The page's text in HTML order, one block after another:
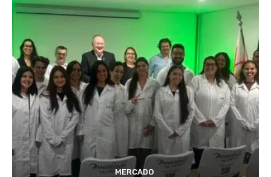
MERCADO